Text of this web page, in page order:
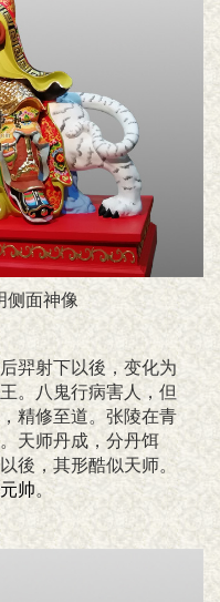
侧面神像
射下以後，变化为
。八鬼行病害人，但
精修至道。张陵在青
天师丹成，分丹饵
後，其形酷似天师。
帅。